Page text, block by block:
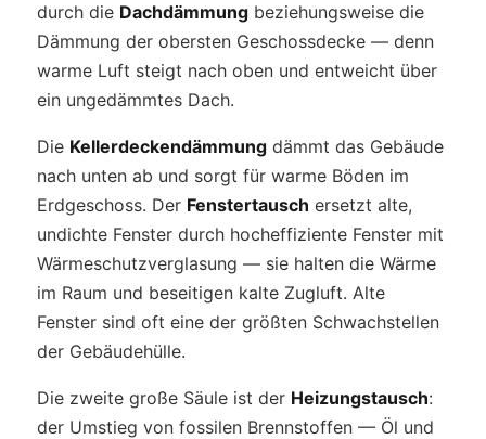
durch die Dachdämmung beziehungsweise die
Dämmung der obersten Geschossdecke — denn
warme Luft steigt nach oben und entweicht über
ein ungedämmtes Dach.
Die Kellerdeckendämmung dämmt das Gebäude
nach unten ab und sorgt für warme Böden im
Erdgeschoss. Der Fenstertausch ersetzt alte,
undichte Fenster durch hocheffiziente Fenster mit
Wärmeschutzverglasung — sie halten die Wärme
im Raum und beseitigen kalte Zugluft. Alte
Fenster sind oft eine der größten Schwachstellen
der Gebäudehülle.
Die zweite große Säule ist der Heizungstausch:
der Umstieg von fossilen Brennstoffen — Öl und